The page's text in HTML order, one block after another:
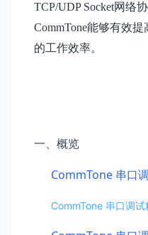
TCP/UDP Socket网络
CommTone能够有效
的工作效率。
一、概览
CommTone 串口
CommTone 串口调